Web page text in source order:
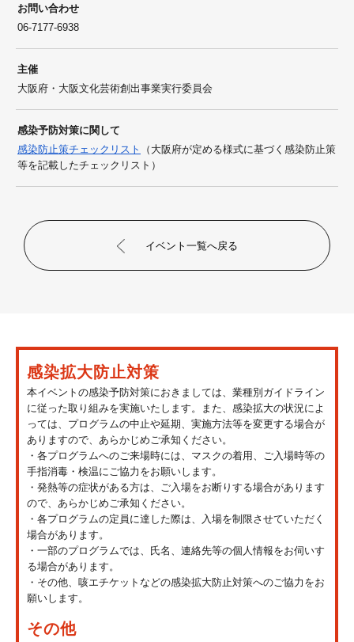
お問い合わせ
06-7177-6938
主催
大阪府・大阪文化芸術創出事業実行委員会
感染予防対策に関して
感染防止策チェックリスト
（大阪府が定める様式に基づく感染防止策
等を記載したチェックリスト）
イベント一覧へ戻る
感染拡大防止対策
本イベントの感染予防対策におきましては、業種別ガイドライン
に従った取り組みを実施いたします。また、感染拡大の状況によ
っては、プログラムの中止や延期、実施方法等を変更する場合が
ありますので、あらかじめご承知ください。
・各プログラムへのご来場時には、マスクの着用、ご入場時等の
手指消毒・検温にご協力をお願いします。
・発熱等の症状がある方は、ご入場をお断りする場合があります
ので、あらかじめご承知ください。
・各プログラムの定員に達した際は、入場を制限させていただく
場合があります。
・一部のプログラムでは、氏名、連絡先等の個人情報をお伺いす
る場合があります。
・その他、咳エチケットなどの感染拡大防止対策へのご協力をお
願いします。
その他